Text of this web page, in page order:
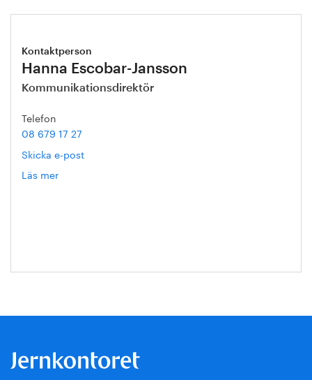
Kontaktperson
Hanna Escobar-Jansson
Kommunikationsdirektör
Telefon
08 679 17 27
Skicka e-post
Läs mer